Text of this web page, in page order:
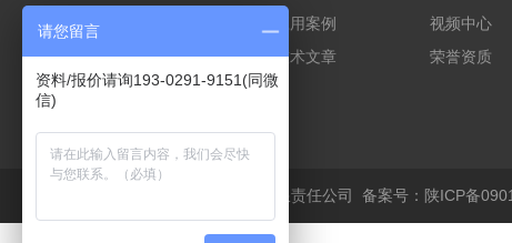
高温锅炉尾气烟气氧含量分析仪氧化锆原理
应用案例
技术文章
视频中心
荣誉资质
版权所有 © 2026 西安诺科仪器有限责任公司备案号：陕ICP备
请您留言
资料/报价请询193-0291-9151(同微
信)